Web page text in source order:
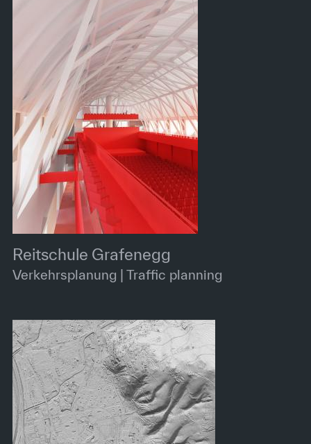
Reitschule Grafenegg
Verkehrsplanung | Traffic planning